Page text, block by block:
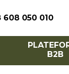
608 050 010
B2B